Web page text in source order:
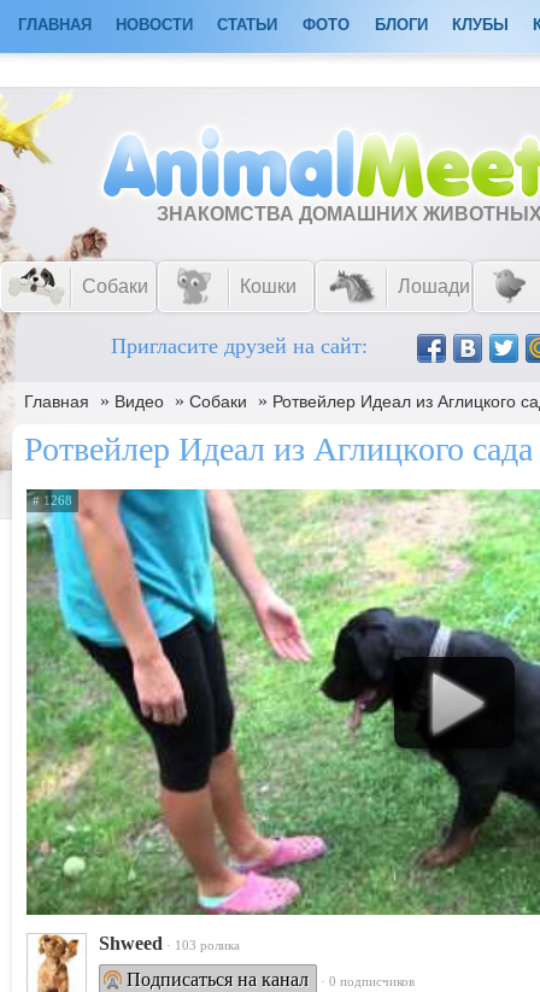
ГЛАВНАЯ НОВОСТИ СТАТЬИ ФОТО БЛОГИ КЛУБЫ
ЗНАКОМСТВА ДОМАШНИХ
Собаки Кошки Лошади
Пригласите друзей на сайт:
Главная » Видео » Собаки » Ротвейлер Идеал из Аглицкого
Ротвейлер Идеал из Аглицкого сада
# 1268
Shweed · 103 ролика
Подписаться на канал · 0 подписчиков